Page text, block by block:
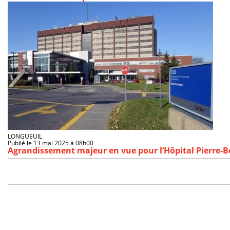
LONGUEUIL
Publié le 13 mai 2025 à 08h00
Agrandissement majeur en vue pour l’Hôpital Pierre-